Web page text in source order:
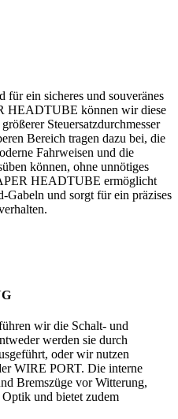
für ein sicheres und souveränes
HEADTUBE können wir diese
Steuersatzdurchmesser
Bereich tragen dazu bei, die
Fahrweisen und die
können, ohne unnötiges
HEADTUBE ermöglicht
Gabeln und sorgt für ein präzises
wir die Schalt- und
werden sie durch
oder wir nutzen
WIRE PORT. Die interne
Bremszüge vor Witterung,
und bietet zudem